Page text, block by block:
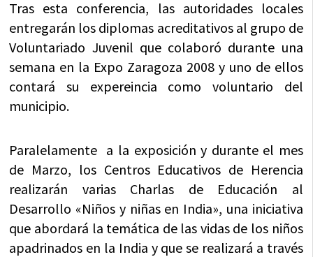
Tras esta conferencia, las autoridades locales
entregarán los diplomas acreditativos al grupo de
Voluntariado Juvenil que colaboró durante una
semana en la Expo Zaragoza 2008 y uno de ellos
contará su expereincia como voluntario del
municipio.
Paralelamente a la exposición y durante el mes
de Marzo, los Centros Educativos de Herencia
realizarán varias Charlas de Educación al
Desarrollo «Niños y niñas en India», una iniciativa
que abordará la temática de las vidas de los niños
apadrinados en la India y que se realizará a través